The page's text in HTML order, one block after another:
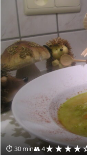
⏱ 30 min👥 4